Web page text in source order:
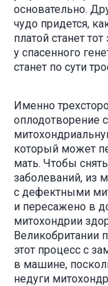
основательно.
чудо придется,
платой станет
у спасенного
станет по сути
Именно
оплодотворение
который может
мать. Чтобы
заболеваний, из
с дефектными
и пересажено в
митохондрии
Великобритании
этот процесс с
в машине,
недуги